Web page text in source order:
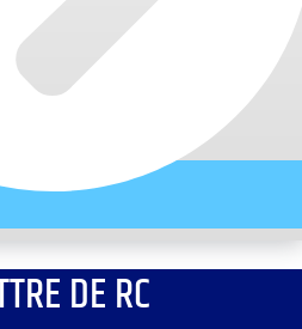
DE RC